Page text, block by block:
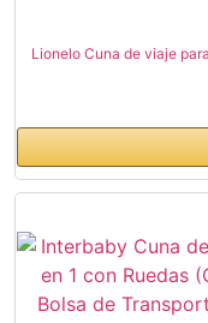
Lionelo Cuna de viaje